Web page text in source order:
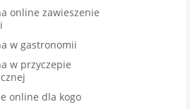
online zawieszenie
w gastronomii
w przyczepie
online dla kogo